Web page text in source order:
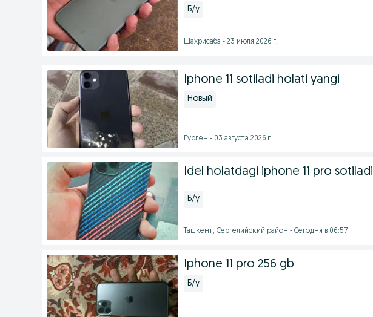
Б/у
Шахрисабз - 23 июля 2026 г.
Iphone 11 sotiladi holati yangi
Новый
Гурлен - 03 августа 2026 г.
Idel holatdagi iphone 11 pro sotiladi
Б/у
Ташкент, Сергелийский район - Сегодня в 06:57
Iphone 11 pro 256 gb
Б/у